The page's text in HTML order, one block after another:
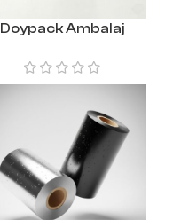
Doypack Ambalaj